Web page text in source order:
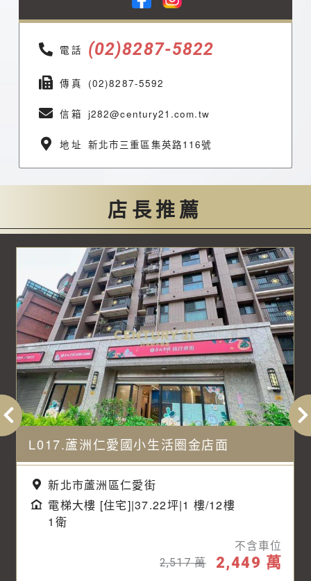
電話 (02)8287-5822
傳真 (02)8287-5592
信箱 j282@century21.com.tw
地址 新北市三重區集英路116號
店長推薦
L017.蘆洲仁愛國小生活圈金店面
新北市蘆洲區仁愛街
電梯大樓 [住宅]|37.22坪|1 樓/12樓
1衛
不含車位
2,517萬 2,449 萬